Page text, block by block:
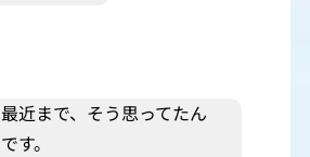
最近まで、そう思ってたん
です。